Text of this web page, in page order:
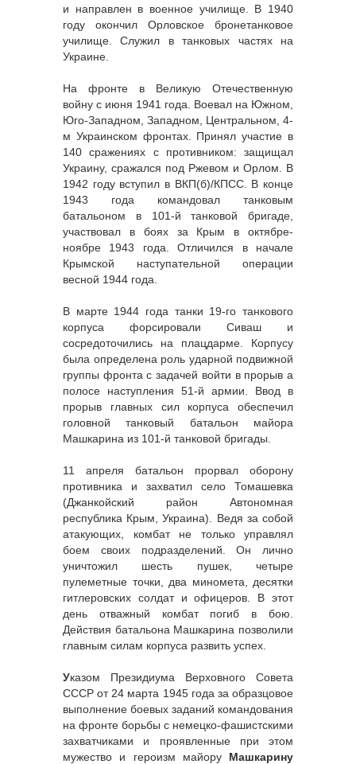
и направлен в военное училище. В 1940
году окончил Орловское бронетанковое
училище. Служил в танковых частях на
Украине.
На фронте в Великую Отечественную
войну с июня 1941 года. Воевал на Южном,
Юго-Западном, Западном, Центральном, 4-
м Украинском фронтах. Принял участие в
140 сражениях с противником: защищал
Украину, сражался под Ржевом и Орлом. В
1942 году вступил в ВКП(б)/КПСС. В конце
1943 года командовал танковым
батальоном в 101-й танковой бригаде,
участвовал в боях за Крым в октябре-
ноябре 1943 года. Отличился в начале
Крымской наступательной операции
весной 1944 года.
В марте 1944 года танки 19-го танкового
корпуса форсировали Сиваш и
сосредоточились на плацдарме. Корпусу
была определена роль ударной подвижной
группы фронта с задачей войти в прорыв а
полосе наступления 51-й армии. Ввод в
прорыв главных сил корпуса обеспечил
головной танковый батальон майора
Машкарина из 101-й танковой бригады.
11 апреля батальон прорвал оборону
противника и захватил село Томашевка
(Джанкойский район Автономная
республика Крым, Украина). Ведя за собой
атакующих, комбат не только управлял
боем своих подразделений. Он лично
уничтожил шесть пушек, четыре
пулеметные точки, два миномета, десятки
гитлеровских солдат и офицеров. В этот
день отважный комбат погиб в бою.
Действия батальона Машкарина позволили
главным силам корпуса развить успех.
Указом Президиума Верховного Совета
СССР от 24 марта 1945 года за образцовое
выполнение боевых заданий командования
на фронте борьбы с немецко-фашистскими
захватчиками и проявленные при этом
мужество и героизм майору Машкарину